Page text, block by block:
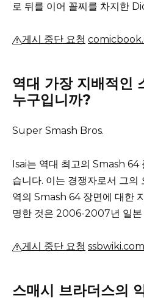
로 뒤를 이어 꼴찌를 차지한
게시 중단 요청
역대 가장 지배적인
누구입니까?
Super Smash Bros.
Isai는 역대 최고의 Smash 64
습니다. 이는 경쟁자로서 그의
역의 Smash 64 장면에 대한
명한 것은 2006-2007년 일본
게시 중단 요청
스매시 브라더스의